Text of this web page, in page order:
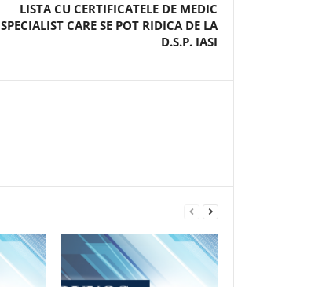
LISTA CU CERTIFICATELE DE MEDIC
SPECIALIST CARE SE POT RIDICA DE LA
D.S.P. IASI